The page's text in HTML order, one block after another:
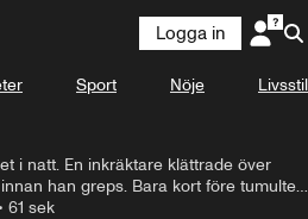
Logga in
Sport Nöje Livsstil
i natt. En inkräktare klättrade över
han greps. Bara kort före tumultet
och hans döttrar Washington.
• 61 sek